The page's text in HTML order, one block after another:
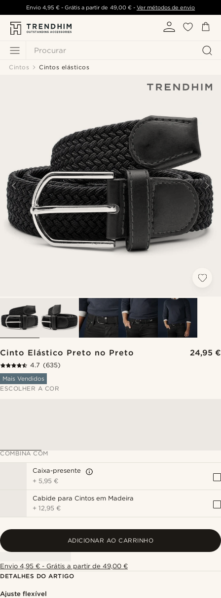
Procurar
Envio 4,95 €- Grátis a partir de 49,00 €- Ver métodos de envio
Cintos Cintos elásticos
Cinto Elástico Preto no Preto 24,95 €
4.7 (635)
Mais Vendidos
ESCOLHER A COR
COMBINA COM
Caixa-presente
+ 5,95 €
Cabide para Cintos em Madeira
+12,95 €
ADICIONAR AO CARRINHO
Envio 4,95 € - Grátis a partir de 49,00 €
DETALHES DO ARTIGO
Ajuste flexível